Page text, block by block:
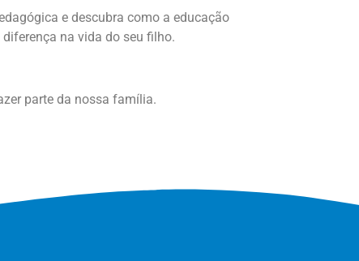
e descubra como a educação
na vida do seu filho.
parte da nossa família.